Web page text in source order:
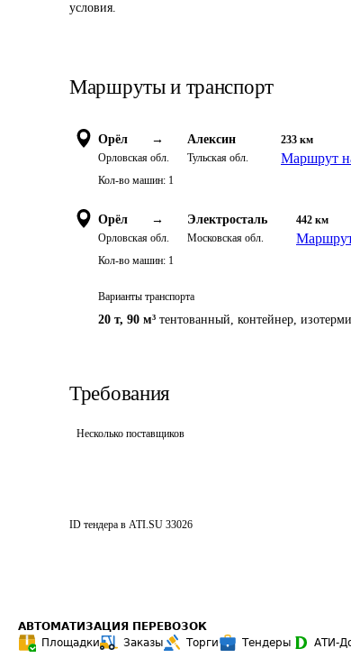
условия.
Маршруты и транспорт
Орёл →
Орловская обл.
Алексин
Тульская обл.
233 км
Маршрут
Кол-во машин: 1
Орёл →
Орловская обл.
Электросталь
Московская обл.
442 км
Кол-во машин: 1
Варианты транспорта
20 т, 90 м³ тентованный, контейнер,
Требования
Несколько поставщиков
ID тендера в ATI.SU 33026
АВТОМАТИЗАЦИЯ ПЕРЕВОЗОК
Площадки
Заказы Торги Тендеры АТИ-